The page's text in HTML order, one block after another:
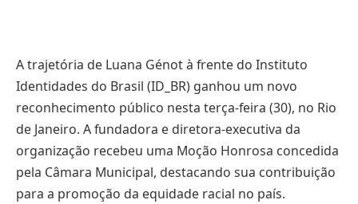
A trajetória de Luana Génot à frente do Instituto
Identidades do Brasil (ID_BR) ganhou um novo
reconhecimento público nesta terça-feira (30), no Rio
de Janeiro. A fundadora e diretora-executiva da
organização recebeu uma Moção Honrosa concedida
pela Câmara Municipal, destacando sua contribuição
para a promoção da equidade racial no país.